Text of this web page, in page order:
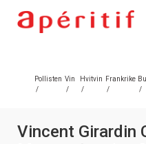
Pollisten
/
Vin
/
Hvitvin
/
Frankrike
/
/
Vincent Girardin